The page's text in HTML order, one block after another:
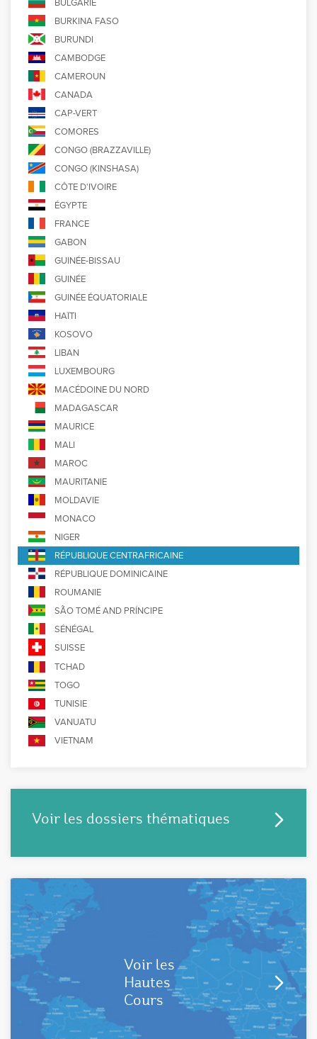
BULGARIE
BURKINA FASO
BURUNDI
CAMBODGE
CAMEROUN
CANADA
CAP-VERT
COMORES
CONGO (BRAZZAVILLE)
CONGO (KINSHASA)
CÔTE D'IVOIRE
ÉGYPTE
FRANCE
GABON
GUINÉE-BISSAU
GUINÉE
GUINÉE ÉQUATORIALE
HAÏTI
KOSOVO
LIBAN
LUXEMBOURG
MACÉDOINE DU NORD
MADAGASCAR
MAURICE
MALI
MAROC
MAURITANIE
MOLDAVIE
MONACO
NIGER
RÉPUBLIQUE CENTRAFRICAINE
RÉPUBLIQUE DOMINICAINE
ROUMANIE
SÃO TOMÉ AND PRÍNCIPE
SÉNÉGAL
SUISSE
TCHAD
TOGO
TUNISIE
VANUATU
VIETNAM
Voir les dossiers thématiques
Voir les
Hautes
Cours